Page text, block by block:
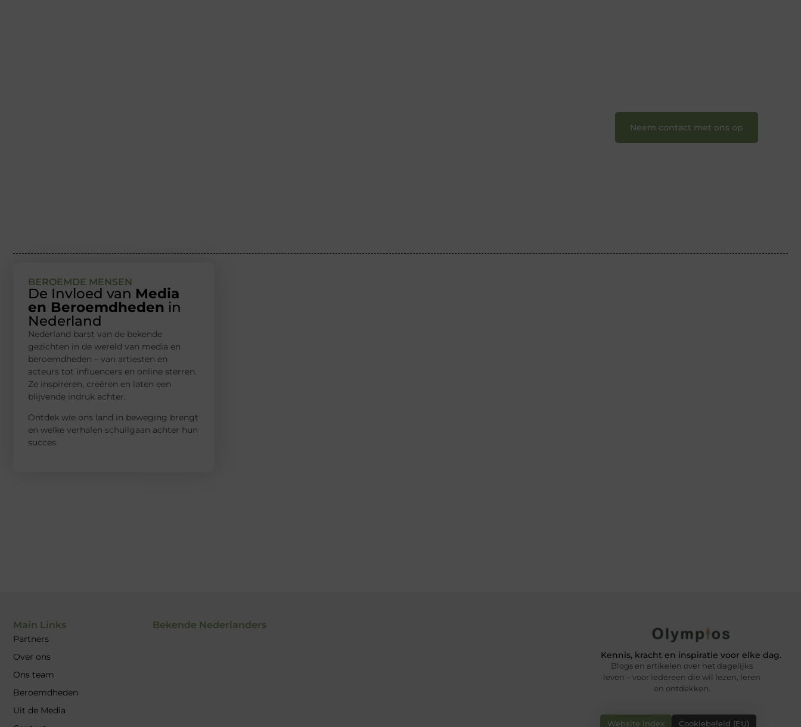
Neem contact met ons op
BEROEMDE MENSEN
De Invloed van Media
en Beroemdheden in
Nederland
Nederland barst van de bekende
gezichten in de wereld van media en
beroemdheden – van artiesten en
acteurs tot influencers en online sterren.
Ze inspireren, creëren en laten een
blijvende indruk achter.
Ontdek wie ons land in beweging brengt
en welke verhalen schuilgaan achter hun
succes.
Main Links
Partners
Over ons
Ons team
Beroemdheden
Uit de Media
Bekende Nederlanders
Kennis, kracht en inspiratie voor elke dag.
Blogs en artikelen over het dagelijks
leven – voor iedereen die wil lezen, leren
en ontdekken.
Website index Cookiebeleid (EU)